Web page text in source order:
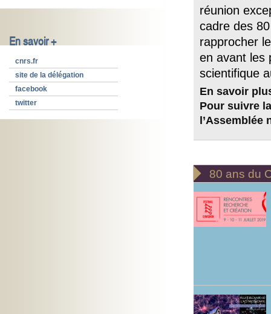
En savoir +
cnrs.fr
site de la délégation
facebook
twitter
réunion
cadre des
rapprocher
en avant les
scientifique
En savoir
Pour suivre
l’Assemblée
 80 ans du